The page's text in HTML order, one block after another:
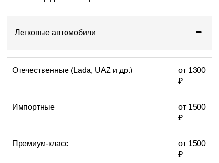
Легковые автомобили
Отечественные (Lada, UAZ и др.)
от 1300
₽
Импортные
от 1500
₽
Премиум-класс
от 1500
₽